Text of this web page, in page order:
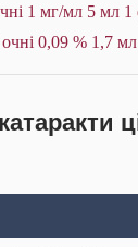
1 мг/мл 5 мл 1
очні 0,09 % 1,7